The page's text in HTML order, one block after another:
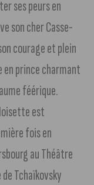
ses peurs en
son cher Casse-
courage et plein
prince charmant
féérique.
est
fois en
au Théâtre
Tchaïkovsky